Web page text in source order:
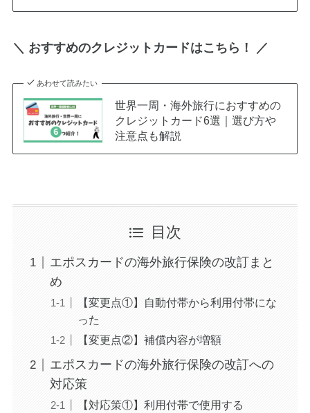
＼ おすすめのクレジットカードはこちら！ ／
あわせて読みたい
世界一周・海外旅行におすすめの
クレジットカード6選｜選び方や
注意点も解説
目次
エポスカードの海外旅行保険の改訂まと
め
【変更点①】自動付帯から利用付帯にな
った
【変更点②】補償内容が増額
エポスカードの海外旅行保険の改訂への
対応策
【対応策①】利用付帯で使用する